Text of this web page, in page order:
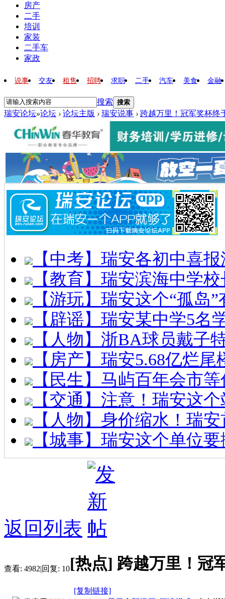
房产
二手
培训
家装
二手车
家政
说事 交友 租售 招聘 求职 二手 汽车 美食 金融
搜索 搜索
瑞安论坛»论坛 › 论坛主版 › 瑞安说事 › 跨越万里！冠军奖杯终
【中考】瑞安各初中喜
【教育】瑞安滨海中学
【游玩】瑞安这个“孤岛
【辟谣】瑞安某中学5名
【人物】浙BA球员戴子
【房产】瑞安5.68亿烂
【民生】马屿百年会市
【交通】注意！瑞安这
【人物】身价缩水！瑞
【城事】瑞安这个单位
返回列表
查看: 4982|回复: 10[热点] 跨越万里！冠
[复制链接]